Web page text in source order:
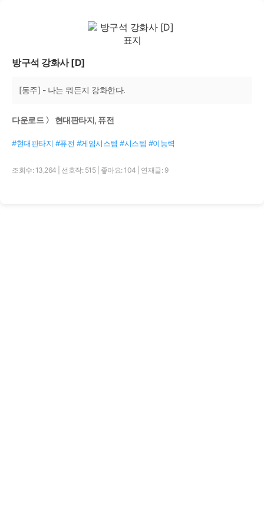
방구석 강화사 [D]
[동주] - 나는 뭐든지 강화한다.
다운로드 〉 현대판타지, 퓨전
#현대판타지 #퓨전 #게임시스템 #시스템 #이능력
조회수: 13,264 선호작: 515 좋아요: 104 연재글: 9